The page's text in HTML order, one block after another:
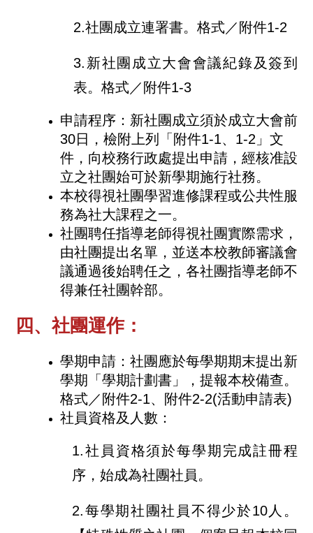
2.社團成立連署書。格式／附件1-2
3.新社團成立大會會議紀錄及簽到
表。格式／附件1-3
申請程序：新社團成立須於成立大會前
30日，檢附上列「附件1-1、1-2」文
件，向校務行政處提出申請，經核准設
立之社團始可於新學期施行社務。
本校得視社團學習進修課程或公共性服
務為社大課程之一。
社團聘任指導老師得視社團實際需求，
由社團提出名單，並送本校教師審議會
議通過後始聘任之，各社團指導老師不
得兼任社團幹部。
四、社團運作：
學期申請：社團應於每學期期末提出新
學期「學期計劃書」，提報本校備查。
格式／附件2-1、附件2-2(活動申請表)
社員資格及人數：
1.社員資格須於每學期完成註冊程
序，始成為社團社員。
2.每學期社團社員不得少於10人。